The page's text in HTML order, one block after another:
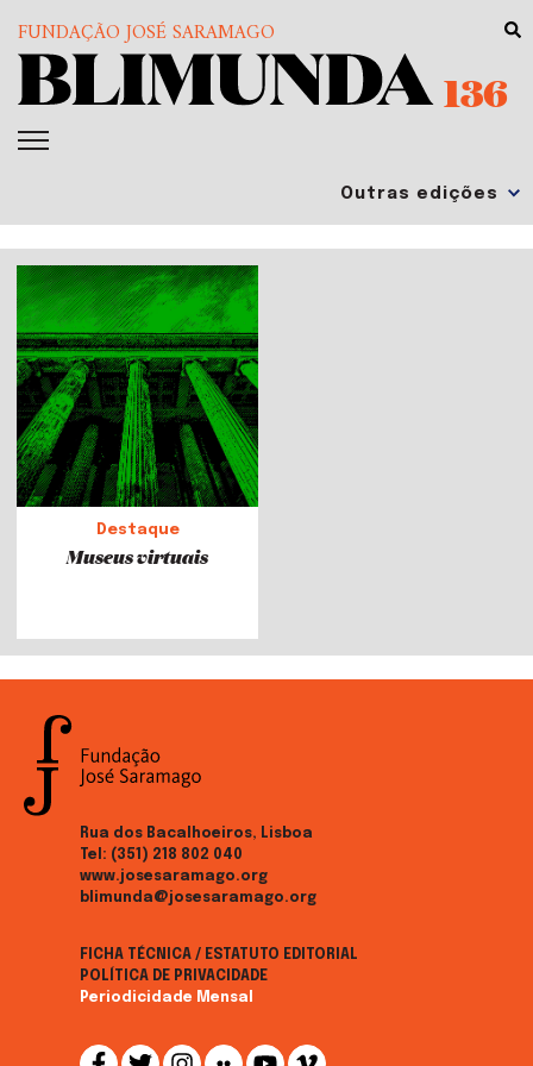
FUNDAÇÃO JOSÉ SARAMAGO
136
Destaque
Museus virtuais
Rua dos Bacalhoeiros, Lisboa
Tel: (351) 218 802 040
www.josesaramago.org
blimunda@josesaramago.org
FICHA TÉCNICA / ESTATUTO EDITORIAL
POLÍTICA DE PRIVACIDADE
Periodicidade Mensal